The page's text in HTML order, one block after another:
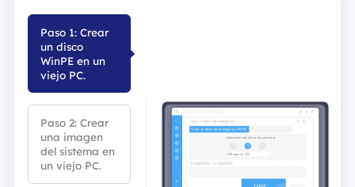
Paso 1: Crear
un disco
WinPE en un
viejo PC.
Paso 2: Crear
una imagen
del sistema en
un viejo PC.